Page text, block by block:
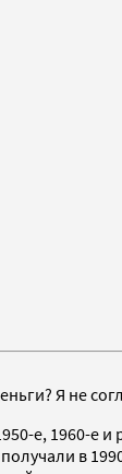
Я не
е, 1960-е
в